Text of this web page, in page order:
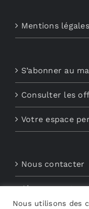
Mentions légales
S’abonner au
Consulter les
Votre espace
Nous contacter
Abonnements
Nous utilisons des